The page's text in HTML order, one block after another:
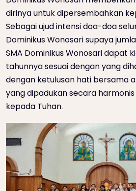
dirinya untuk dipersembahkan
Sebagai ujud intensi doa-doa
Dominikus Wonosari supaya
SMA Dominikus Wonosari dapat
tahunnya sesuai dengan yang
dengan ketulusan hati bersama
yang dipadukan secara
kepada Tuhan.